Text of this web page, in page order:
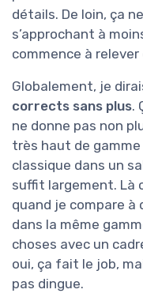
détails. De loin, ça
s’approchant à
commence à
Globalement, je
corrects sans plus.
ne donne pas non
très haut de
classique dans un
suffit largement. Là
quand je compare à
dans la même
choses avec un
oui, ça fait le job,
pas dingue.